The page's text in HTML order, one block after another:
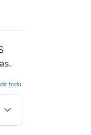
todo